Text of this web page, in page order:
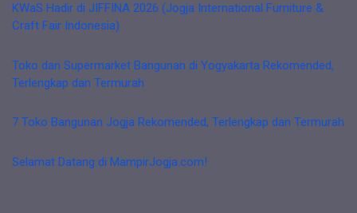
KWaS Hadir di JIFFINA 2026 (Jogja International Furniture &
Craft Fair Indonesia)
Toko dan Supermarket Bangunan di Yogyakarta Rekomended,
Terlengkap dan Termurah
7 Toko Bangunan Jogja Rekomended, Terlengkap dan Termurah
Selamat Datang di MampirJogja.com!